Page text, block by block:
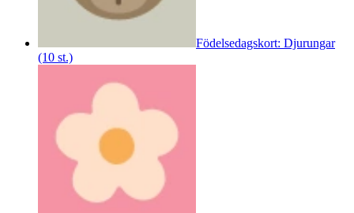
Födelsedagskort: Djurungar
(10 st.)